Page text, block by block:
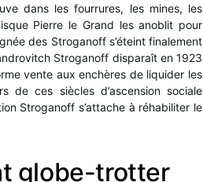
dans les fourrures, les mines, les
Pierre le Grand les anoblit pour
des Stroganoff s’éteint finalement
Stroganoff disparaît en 1923
vente aux enchères de liquider les
de ces siècles d’ascension sociale
Stroganoff s’attache à réhabiliter le
globe-trotter